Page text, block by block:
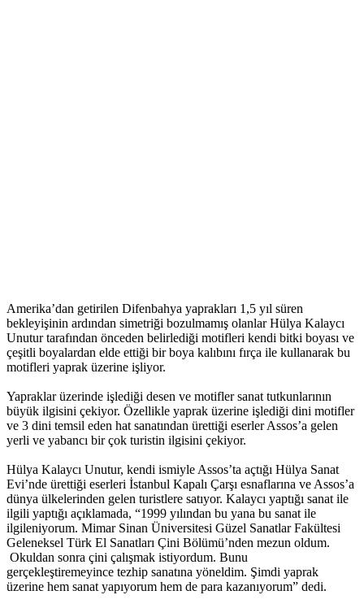
Amerika’dan getirilen Difenbahya yaprakları 1,5 yıl süren
bekleyişinin ardından simetriği bozulmamış olanlar Hülya Kalaycı
Unutur tarafından önceden belirlediği motifleri kendi bitki boyası ve
çeşitli boyalardan elde ettiği bir boya kalıbını fırça ile kullanarak bu
motifleri yaprak üzerine işliyor.
Yapraklar üzerinde işlediği desen ve motifler sanat tutkunlarının
büyük ilgisini çekiyor. Özellikle yaprak üzerine işlediği dini motifler
ve 3 dini temsil eden hat sanatından ürettiği eserler Assos’a gelen
yerli ve yabancı bir çok turistin ilgisini çekiyor.
Hülya Kalaycı Unutur, kendi ismiyle Assos’ta açtığı Hülya Sanat
Evi’nde ürettiği eserleri İstanbul Kapalı Çarşı esnaflarına ve Assos’a
dünya ülkelerinden gelen turistlere satıyor. Kalaycı yaptığı sanat ile
ilgili yaptığı açıklamada, “1999 yılından bu yana bu sanat ile
ilgileniyorum. Mimar Sinan Üniversitesi Güzel Sanatlar Fakültesi
Geleneksel Türk El Sanatları Çini Bölümü’nden mezun oldum.
Okuldan sonra çini çalışmak istiyordum. Bunu
gerçekleştiremeyince tezhip sanatına yöneldim. Şimdi yaprak
üzerine hem sanat yapıyorum hem de para kazanıyorum” dedi.